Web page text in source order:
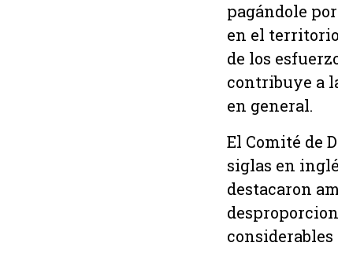
pagándole
en el
de los
contribuye a
en general.
El Comité de
siglas en
destacaron